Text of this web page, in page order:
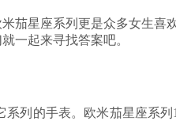
茄星座系列更是众多女生
一起来寻找答案吧。
列的手表。欧米茄星座系